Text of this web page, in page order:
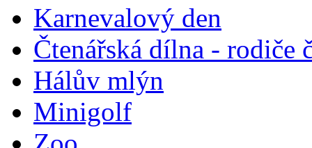
Karnevalový den
Čtenářská dílna - rodiče
Hálův mlýn
Minigolf